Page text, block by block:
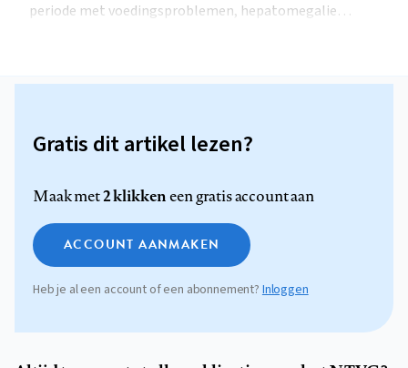
periode met voedingsproblemen, hepatomegalie…
Gratis dit artikel lezen?
Maak met2 klikkeneen gratis account aan
ACCOUNT AANMAKEN
Heb je al een account of een abonnement? Inloggen